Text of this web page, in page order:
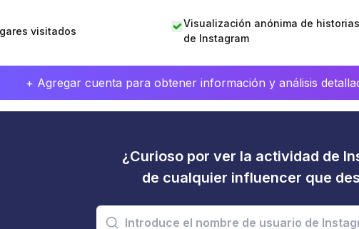
visitados
Visualización anónima de historias
de Instagram
+ Agregar cuenta para obtener información y análisis
¿Curioso por ver la actividad de
de cualquier influencer que